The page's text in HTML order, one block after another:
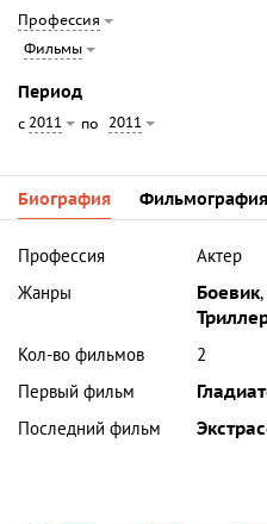
Профессия
Фильмы
Период
с 2011 по 2011
Биография Фильмография
Профессия
Актер
Жанры
Боевик,
Кол-во фильмов
2
Первый фильм
Последний фильм